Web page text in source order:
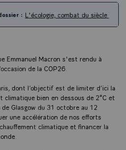
: L'écologie, combat du siècle.
Emmanuel Macron s'est rendu à
de la COP26.
dont l’objectif est de limiter d’ici la
climatique bien en dessous de 2°C et
Glasgow du 31 octobre au 12
une accélération de nos efforts
climatique et financer la